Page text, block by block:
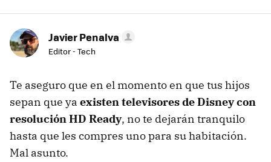
Javier Penalva
Editor - Tech
Te aseguro que en el momento en que tus hijos
sepan que ya existen televisores de Disney con
resolución HD Ready, no te dejarán tranquilo
hasta que les compres uno para su habitación.
Mal asunto.